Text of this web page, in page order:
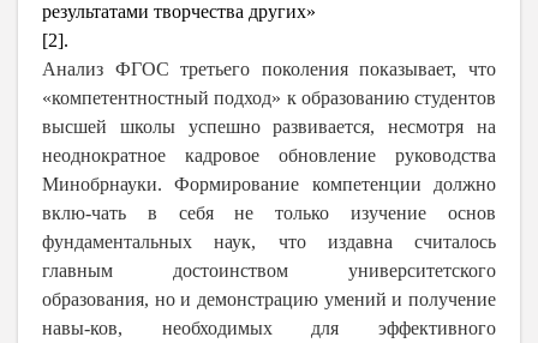
результатами творчества других»
[2].
Анализ ФГОС третьего поколения показывает, что
«компетентностный подход» к образованию студентов
высшей школы успешно развивается, несмотря на
неоднократное кадровое обновление руководства
Минобрнауки. Формирование компетенции должно
вклю-чать в себя не только изучение основ
фундаментальных наук, что издавна считалось
главным достоинством университетского
образования, но и демонстрацию умений и получение
навы-ков, необходимых для эффективного